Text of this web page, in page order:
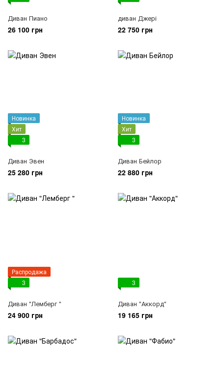
Диван Пиано
26 100 грн
диван Джері
22 750 грн
Новинка
Хит
3
Диван Эвен
25 280 грн
Новинка
Хит
3
Диван Бейлор
22 880 грн
Распродажа
3
Диван "Лемберг "
24 900 грн
3
Диван "Аккорд"
19 165 грн